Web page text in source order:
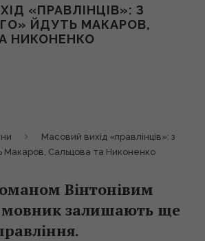
«ПРАВЛІНЦІВ»: З
ЙДУТЬ МАКАРОВ,
НИКОНЕНКО
Масовий вихід «правлінців»: з
Макаров, Сальцова та Никоненко
Вінтонівим
мовник залишають ще